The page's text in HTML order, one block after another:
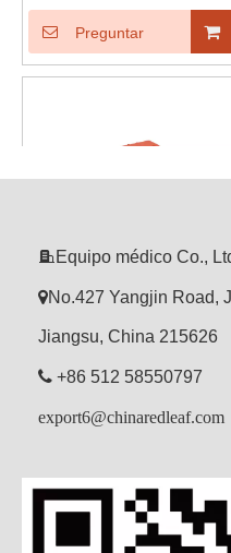
Preguntar
FK-13 Maletín de primeros
auxilios de plástico
Preguntar
 Equipo médico Co.,
No.427 Yangjin Road,
Jiangsu, China 215626
 +86 512 58550797
export6@chinaredleaf.com